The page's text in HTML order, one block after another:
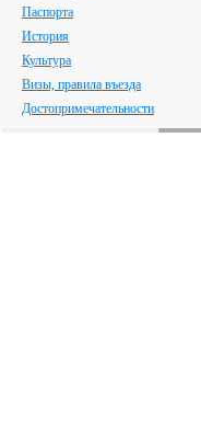
Паспорта
История
Культура
Визы, правила въезда
Достопримечательности